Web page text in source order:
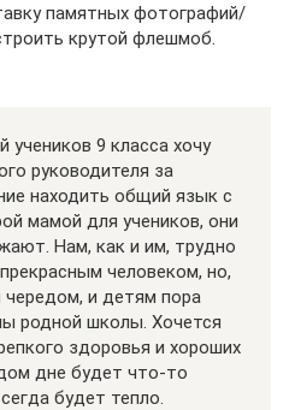
памятных фотографий/
крутой флешмоб.
учеников 9 класса хочу
руководителя за
находить общий язык с
мамой для учеников, они
Нам, как и им, трудно
человеком, но,
и детям пора
родной школы. Хочется
здоровья и хороших
дне будет что-то
будет тепло.